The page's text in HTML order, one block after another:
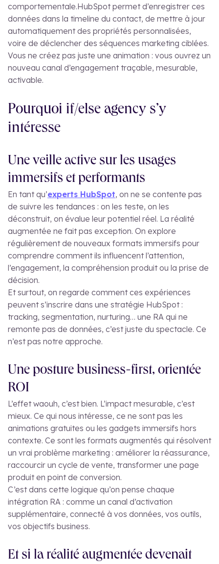
comportementale.HubSpot permet d’enregistrer ces
données dans la timeline du contact, de mettre à jour
automatiquement des propriétés personnalisées,
voire de déclencher des séquences marketing ciblées.
Vous ne créez pas juste une animation : vous ouvrez un
nouveau canal d’engagement traçable, mesurable,
activable.
Pourquoi if/else agency s’y
intéresse
Une veille active sur les usages
immersifs et performants
En tant qu’experts HubSpot, on ne se contente pas
de suivre les tendances : on les teste, on les
déconstruit, on évalue leur potentiel réel. La réalité
augmentée ne fait pas exception. On explore
régulièrement de nouveaux formats immersifs pour
comprendre comment ils influencent l’attention,
l’engagement, la compréhension produit ou la prise de
décision.
Et surtout, on regarde comment ces expériences
peuvent s’inscrire dans une stratégie HubSpot :
tracking, segmentation, nurturing… une RA qui ne
remonte pas de données, c’est juste du spectacle. Ce
n’est pas notre approche.
Une posture business-first, orientée
ROI
L’effet waouh, c’est bien. L’impact mesurable, c’est
mieux. Ce qui nous intéresse, ce ne sont pas les
animations gratuites ou les gadgets immersifs hors
contexte. Ce sont les formats augmentés qui résolvent
un vrai problème marketing : améliorer la réassurance,
raccourcir un cycle de vente, transformer une page
produit en point de conversion.
C’est dans cette logique qu’on pense chaque
intégration RA : comme un canal d’activation
supplémentaire, connecté à vos données, vos outils,
vos objectifs business.
Et si la réalité augmentée devenait